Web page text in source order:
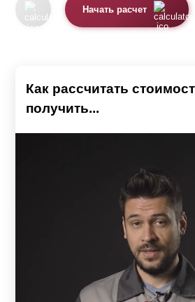
Начать расчет
Как рассчитать
получить...